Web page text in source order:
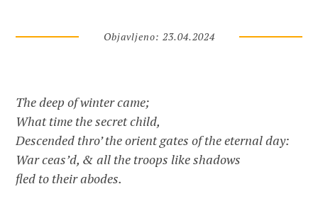
Objavljeno: 23.04.2024
The deep of winter came;
What time the secret child,
Descended thro’ the orient gates of the eternal day:
War ceas’d, & all the troops like shadows
fled to their abodes.